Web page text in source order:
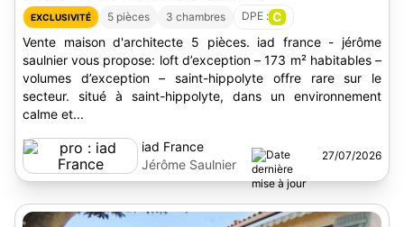
EXCLUSIVITÉ 5 pièces 3 chambres DPE : C
Vente maison d'architecte 5 pièces. iad france - jérôme
saulnier vous propose: loft d’exception – 173 m² habitables –
volumes d’exception – saint-hippolyte offre rare sur le
secteur. situé à saint-hippolyte, dans un environnement
calme et...
iad France
Jérôme Saulnier
27/07/2026